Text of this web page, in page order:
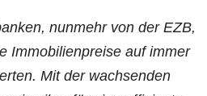
nun­mehr von der EZB,
Immo­bi­li­en­prei­se auf immer
Mit der wach­sen­den